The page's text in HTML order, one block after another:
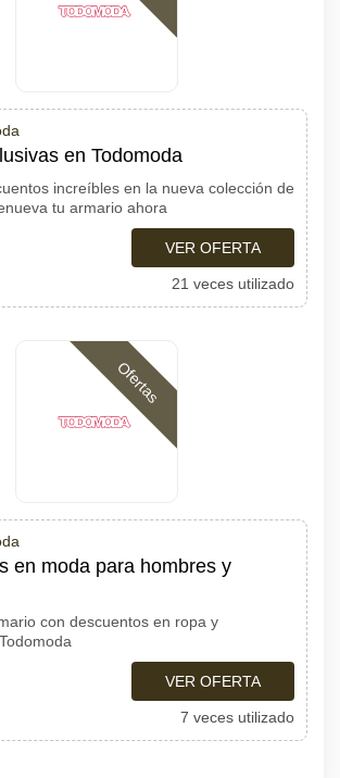
en Todomoda
increíbles en la nueva colección de
tu armario ahora
VER OFERTA
21 veces utilizado
Ofertas
en moda para hombres y
con descuentos en ropa y
VER OFERTA
7 veces utilizado